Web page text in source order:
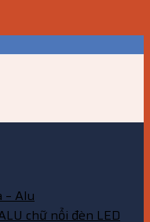
– Alu
chữ nổi đèn LED